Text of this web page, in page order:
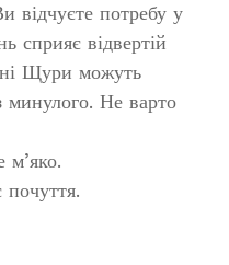
відчуєте потребу у
сприяє відвертій
Щури можуть
минулого. Не варто
м’яко.
почуття.